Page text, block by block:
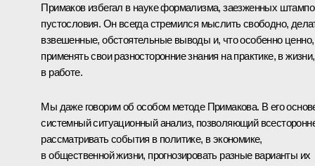
Примаков избегал в науке формализма, заезженных
пустословия. Он всегда стремился мыслить свободно,
взвешенные, обстоятельные выводы и, что особенно ценно,
применять свои разносторонние знания на практике, в жизни,
в работе.
Мы даже говорим об особом методе Примакова. В его
системный ситуационный анализ, позволяющий
рассматривать события в политике, в экономике,
в общественной жизни, прогнозировать разные варианты их